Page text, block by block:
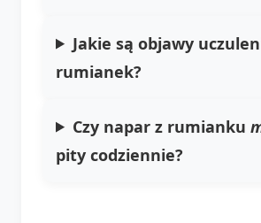
Jakie są objawy
rumianek?
Czy napar z rumianku
pity codziennie?